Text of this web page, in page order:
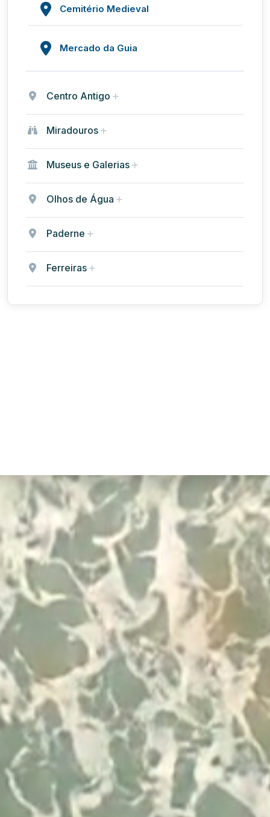
Cemitério Medieval
Mercado da Guia
Centro Antigo
Miradouros
Museus e Galerias
Olhos de Água
Paderne
Ferreiras